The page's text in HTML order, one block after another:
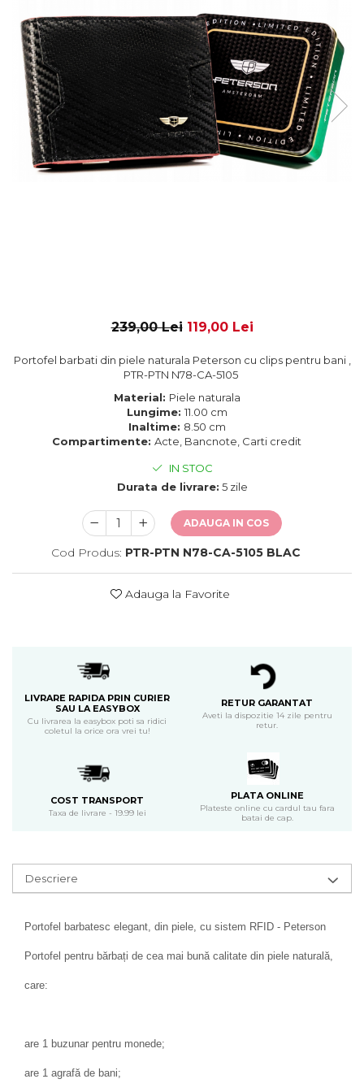
239,00 Lei 119,00 Lei
Portofel barbati din piele naturala Peterson cu clips pentru bani ,
PTR-PTN N78-CA-5105
Material: Piele naturala
Lungime: 11.00 cm
Inaltime: 8.50 cm
Compartimente: Acte, Bancnote, Carti credit
IN STOC
Durata de livrare: 5 zile
ADAUGA IN COS
Cod Produs: PTR-PTN N78-CA-5105 BLAC
Adauga la Favorite
LIVRARE RAPIDA PRIN CURIER
SAU LA EASYBOX
Cu livrarea la easybox poti sa ridici
coletul la orice ora vrei tu!
RETUR GARANTAT
Aveti la dispozitie 14 zile pentru
retur.
COST TRANSPORT
Taxa de livrare - 19.99 lei
PLATA ONLINE
Plateste online cu cardul tau fara
batai de cap.
Descriere
Portofel barbatesc elegant, din piele, cu sistem RFID - Peterson
Portofel pentru bărbați de cea mai bună calitate din piele naturală,
care:
are 1 buzunar pentru monede;
are 1 agrafă de bani;